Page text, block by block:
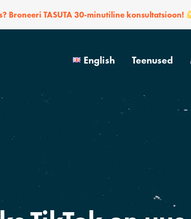
Broneeri TASUTA 30-minutiline konsultatsioon!
English Teenused